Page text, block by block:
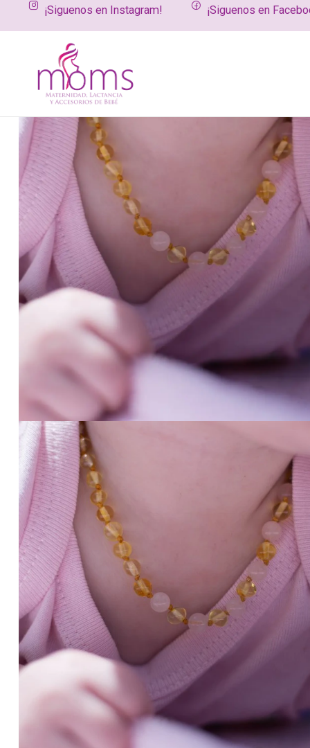
¡Siguenos en Instagram! ¡Siguenos en
Productos Mundo bebé Ambar Collar de bebé